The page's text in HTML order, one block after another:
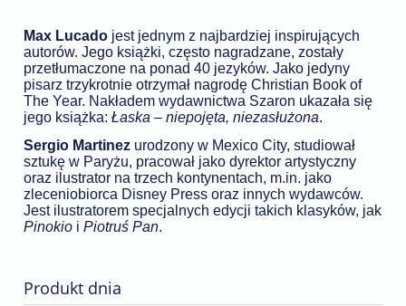
Max Lucado jest jednym z najbardziej inspirujących
autorów. Jego książki, często nagradzane, zostały
przetłumaczone na ponad 40 jezyków. Jako jedyny
pisarz trzykrotnie otrzymał nagrodę Christian Book of
The Year. Nakładem wydawnictwa Szaron ukazała się
jego książka: Łaska – niepojęta, niezasłużona.
Sergio Martinez urodzony w Mexico City, studiował
sztukę w Paryżu, pracował jako dyrektor artystyczny
oraz ilustrator na trzech kontynentach, m.in. jako
zleceniobiorca Disney Press oraz innych wydawców.
Jest ilustratorem specjalnych edycji takich klasyków, jak
Pinokio i Piotruś Pan.
Produkt dnia